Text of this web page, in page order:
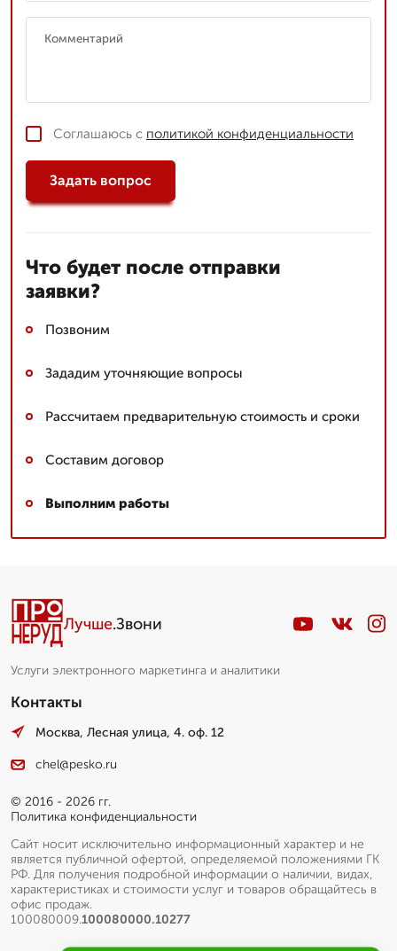
Соглашаюсь с политикой конфиденциальности
Задать вопрос
Что будет после отправки
заявки?
Позвоним
Зададим уточняющие вопросы
Рассчитаем предварительную стоимость и сроки
Составим договор
Выполним работы
Лучше.Звони
Услуги электронного маркетинга и аналитики
Контакты
Москва, Лесная улица, 4. оф. 12
chel@pesko.ru
© 2016 - 2026 гг.
Политика конфиденциальности
Сайт носит исключительно информационный характер и не
является публичной офертой, определяемой положениями ГК
РФ. Для получения подробной информации о наличии, видах,
характеристиках и стоимости услуг и товаров обращайтесь в
офис продаж.
100080009.100080000.10277